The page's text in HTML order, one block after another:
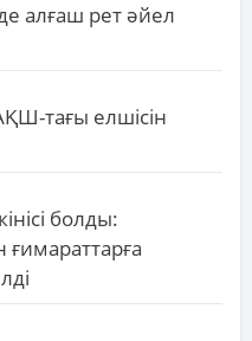
алғаш рет әйел
тағы елшісін
болды: